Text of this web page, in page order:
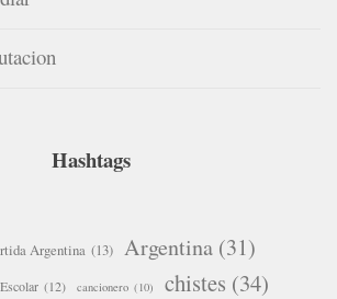
Hashtags
Argentina (13) Argentina (31)
(12) cancionero (10) chistes (34)